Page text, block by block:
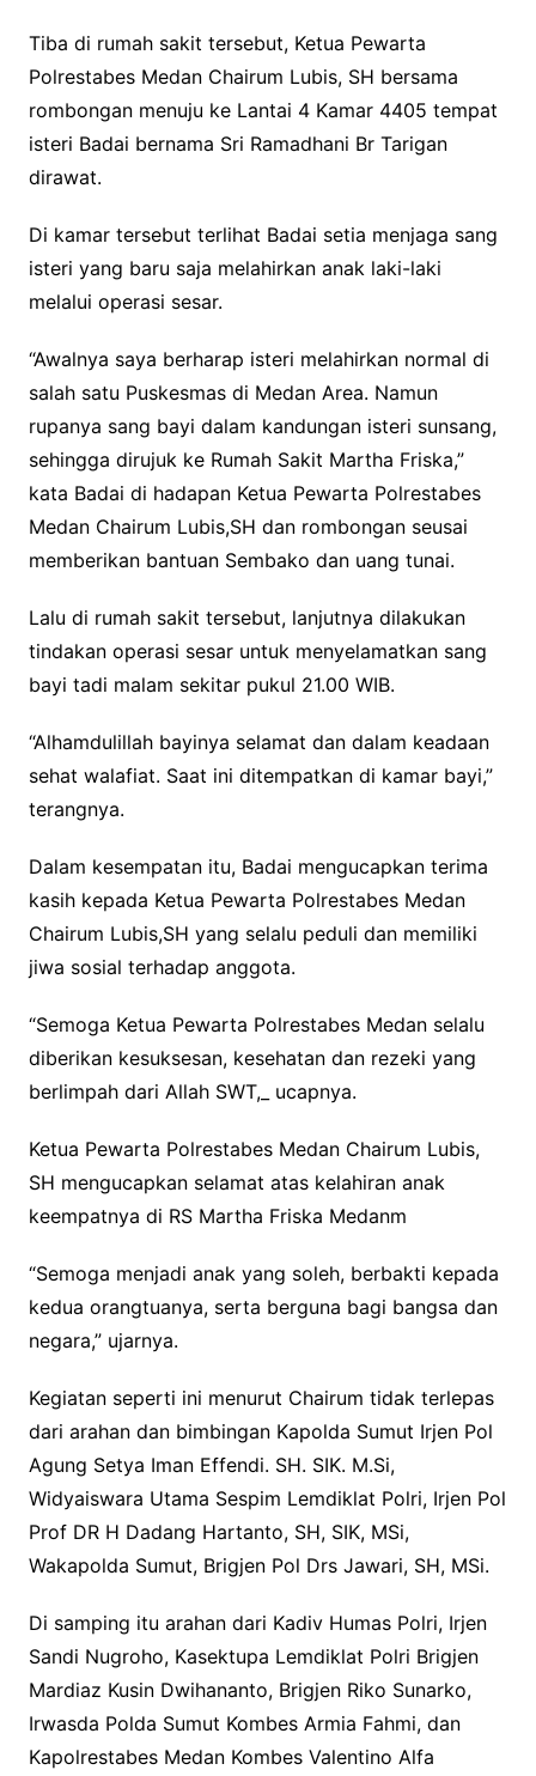
Tiba di rumah sakit tersebut, Ketua Pewarta
Polrestabes Medan Chairum Lubis, SH bersama
rombongan menuju ke Lantai 4 Kamar 4405 tempat
isteri Badai bernama Sri Ramadhani Br Tarigan
dirawat.
Di kamar tersebut terlihat Badai setia menjaga sang
isteri yang baru saja melahirkan anak laki-laki
melalui operasi sesar.
“Awalnya saya berharap isteri melahirkan normal di
salah satu Puskesmas di Medan Area. Namun
rupanya sang bayi dalam kandungan isteri sunsang,
sehingga dirujuk ke Rumah Sakit Martha Friska,”
kata Badai di hadapan Ketua Pewarta Polrestabes
Medan Chairum Lubis,SH dan rombongan seusai
memberikan bantuan Sembako dan uang tunai.
Lalu di rumah sakit tersebut, lanjutnya dilakukan
tindakan operasi sesar untuk menyelamatkan sang
bayi tadi malam sekitar pukul 21.00 WIB.
“Alhamdulillah bayinya selamat dan dalam keadaan
sehat walafiat. Saat ini ditempatkan di kamar bayi,”
terangnya.
Dalam kesempatan itu, Badai mengucapkan terima
kasih kepada Ketua Pewarta Polrestabes Medan
Chairum Lubis,SH yang selalu peduli dan memiliki
jiwa sosial terhadap anggota.
“Semoga Ketua Pewarta Polrestabes Medan selalu
diberikan kesuksesan, kesehatan dan rezeki yang
berlimpah dari Allah SWT,_ ucapnya.
Ketua Pewarta Polrestabes Medan Chairum Lubis,
SH mengucapkan selamat atas kelahiran anak
keempatnya di RS Martha Friska Medanm
“Semoga menjadi anak yang soleh, berbakti kepada
kedua orangtuanya, serta berguna bagi bangsa dan
negara,” ujarnya.
Kegiatan seperti ini menurut Chairum tidak terlepas
dari arahan dan bimbingan Kapolda Sumut Irjen Pol
Agung Setya Iman Effendi. SH. SIK. M.Si,
Widyaiswara Utama Sespim Lemdiklat Polri, Irjen Pol
Prof DR H Dadang Hartanto, SH, SIK, MSi,
Wakapolda Sumut, Brigjen Pol Drs Jawari, SH, MSi.
Di samping itu arahan dari Kadiv Humas Polri, Irjen
Sandi Nugroho, Kasektupa Lemdiklat Polri Brigjen
Mardiaz Kusin Dwihananto, Brigjen Riko Sunarko,
Irwasda Polda Sumut Kombes Armia Fahmi, dan
Kapolrestabes Medan Kombes Valentino Alfa